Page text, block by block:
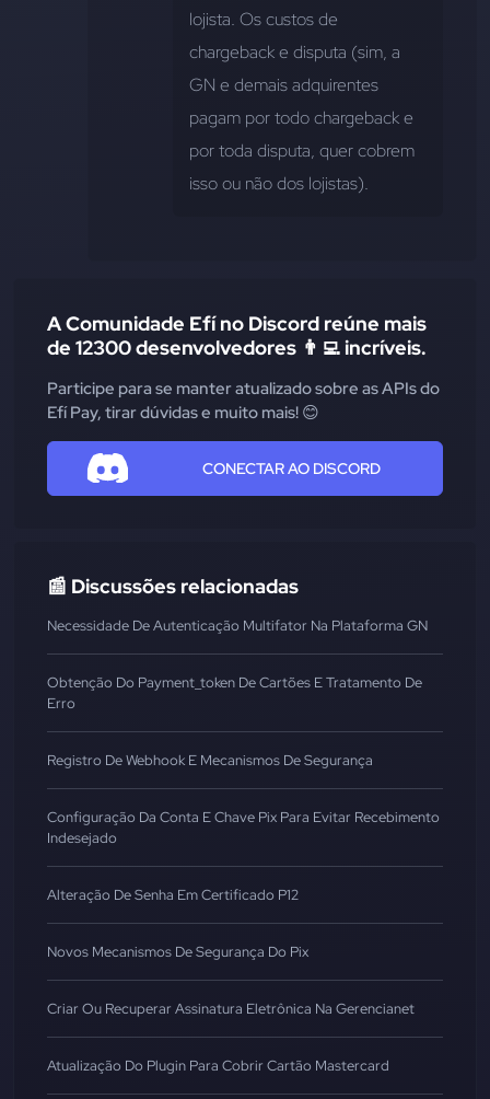
lojista. Os custos de
chargeback e disputa (sim, a
GN e demais adquirentes
pagam por todo chargeback e
por toda disputa, quer cobrem
isso ou não dos lojistas).
A Comunidade Efí no Discord reúne mais
de 12300 desenvolvedores 👨‍💻 incríveis.
Participe para se manter atualizado sobre as APIs do
Efí Pay, tirar dúvidas e muito mais! 😊
CONECTAR AO DISCORD
📰 Discussões relacionadas
Necessidade De Autenticação Multifator Na Plataforma GN
Obtenção Do Payment_token De Cartões E Tratamento De
Erro
Registro De Webhook E Mecanismos De Segurança
Configuração Da Conta E Chave Pix Para Evitar Recebimento
Indesejado
Alteração De Senha Em Certificado P12
Novos Mecanismos De Segurança Do Pix
Criar Ou Recuperar Assinatura Eletrônica Na Gerencianet
Atualização Do Plugin Para Cobrir Cartão Mastercard